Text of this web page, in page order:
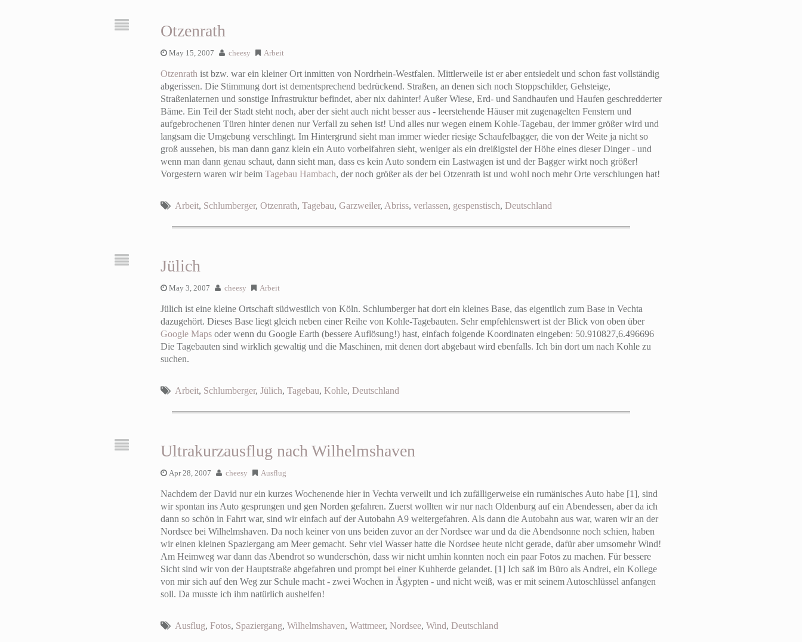
Otzenrath
May 15, 2007 cheesy Arbeit
Otzenrath ist bzw. war ein kleiner Ort inmitten von Nordrhein-Westfalen. Mittlerweile ist er aber entsiedelt und schon fast vollständig
abgerissen. Die Stimmung dort ist dementsprechend bedrückend. Straßen, an denen sich noch Stoppschilder, Gehsteige,
Straßenlaternen und sonstige Infrastruktur befindet, aber nix dahinter! Außer Wiese, Erd- und Sandhaufen und Haufen geschredderter
Bäme. Ein Teil der Stadt steht noch, aber der sieht auch nicht besser aus - leerstehende Häuser mit zugenagelten Fenstern und
aufgebrochenen Türen hinter denen nur Verfall zu sehen ist! Und alles nur wegen einem Kohle-Tagebau, der immer größer wird und
langsam die Umgebung verschlingt. Im Hintergrund sieht man immer wieder riesige Schaufelbagger, die von der Weite ja nicht so
groß aussehen, bis man dann ganz klein ein Auto vorbeifahren sieht, weniger als ein dreißigstel der Höhe eines dieser Dinger - und
wenn man dann genau schaut, dann sieht man, dass es kein Auto sondern ein Lastwagen ist und der Bagger wirkt noch größer!
Vorgestern waren wir beim Tagebau Hambach, der noch größer als der bei Otzenrath ist und wohl noch mehr Orte verschlungen hat!
Arbeit, Schlumberger, Otzenrath, Tagebau, Garzweiler, Abriss, verlassen, gespenstisch, Deutschland
Jülich
May 3, 2007 cheesy Arbeit
Jülich ist eine kleine Ortschaft südwestlich von Köln. Schlumberger hat dort ein kleines Base, das eigentlich zum Base in Vechta
dazugehört. Dieses Base liegt gleich neben einer Reihe von Kohle-Tagebauten. Sehr empfehlenswert ist der Blick von oben über
Google Mapsoder wenn du Google Earth (bessere Auflösung!) hast, einfach folgende Koordinaten eingeben: 50.910827,6.496696
Die Tagebauten sind wirklich gewaltig und die Maschinen, mit denen dort abgebaut wird ebenfalls. Ich bin dort um nach Kohle zu
suchen.
Arbeit, Schlumberger, Jülich, Tagebau, Kohle, Deutschland
Ultrakurzausflug nach Wilhelmshaven
Apr 28, 2007 cheesy Ausflug
Nachdem der David nur ein kurzes Wochenende hier in Vechta verweilt und ich zufälligerweise ein rumänisches Auto habe [1], sind
wir spontan ins Auto gesprungen und gen Norden gefahren. Zuerst wollten wir nur nach Oldenburg auf ein Abendessen, aber da ich
dann so schön in Fahrt war, sind wir einfach auf der Autobahn A9 weitergefahren. Als dann die Autobahn aus war, waren wir an der
Nordsee bei Wilhelmshaven. Da noch keiner von uns beiden zuvor an der Nordsee war und da die Abendsonne noch schien, haben
wir einen kleinen Spaziergang am Meer gemacht. Sehr viel Wasser hatte die Nordsee heute nicht gerade, dafür aber umsomehr Wind!
Am Heimweg war dann das Abendrot so wunderschön, dass wir nicht umhin konnten noch ein paar Fotos zu machen. Für bessere
Sicht sind wir von der Hauptstraße abgefahren und prompt bei einer Kuhherde gelandet. [1] Ich saß im Büro als Andrei, ein Kollege
von mir sich auf den Weg zur Schule macht - zwei Wochen in Ägypten - und nicht weiß, was er mit seinem Autoschlüssel anfangen
soll. Da musste ich ihm natürlich aushelfen!
Ausflug, Fotos, Spaziergang, Wilhelmshaven, Wattmeer, Nordsee, Wind, Deutschland